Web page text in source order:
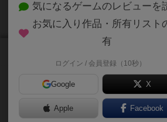
オプストラー（註：レシピが存在しない
製造できないので、実質的には密造酒扱
人、密造酒を得意とするアメリカ人、ウ
ア人、アブサン（註；やはりレシピが存
気になるゲームのレビューを
お気に入り作品・所有リスト
有
ログイン / 会員登録（10秒）
Google X
Apple Facebook